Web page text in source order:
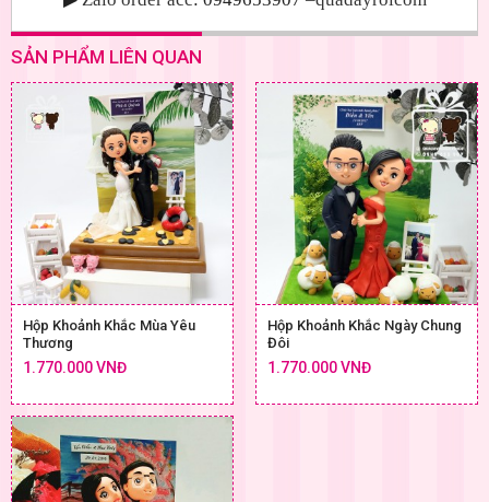
SẢN PHẨM LIÊN QUAN
Hộp Khoảnh Khắc Mùa Yêu
Thương
1.770.000 VNĐ
Hộp Khoảnh Khắc Ngày Chung
Đôi
1.770.000 VNĐ